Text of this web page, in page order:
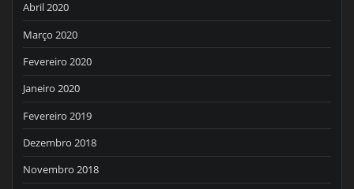
Abril 2020
Março 2020
Fevereiro 2020
Janeiro 2020
Fevereiro 2019
Dezembro 2018
Novembro 2018